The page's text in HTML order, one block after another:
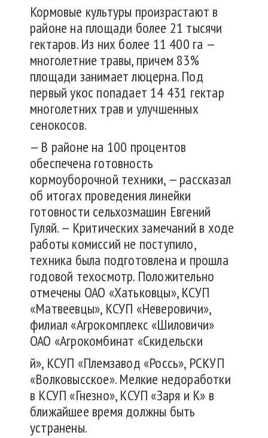
Кормовые культуры произрастают в
районе на площади более 21 тысячи
гектаров. Из них более 11 400 га —
многолетние травы, причем 83%
площади занимает люцерна. Под
первый укос попадает 14 431 гектар
многолетних трав и улучшенных
сенокосов.
— В районе на 100 процентов
обеспечена готовность
кормоуборочной техники, — рассказал
об итогах проведения линейки
готовности сельхозмашин Евгений
Гуляй. — Критических замечаний в ходе
работы комиссий не поступило,
техника была подготовлена и прошла
годовой техосмотр. Положительно
отмечены ОАО «Хатьковцы», КСУП
«Матвеевцы», КСУП «Неверовичи»,
филиал «Агрокомплекс «Шиловичи»
ОАО «Агрокомбинат «Скидельски
й», КСУП «Племзавод «Россь», РСКУП
«Волковысское». Мелкие недоработки
в КСУП «Гнезно», КСУП «Заря и К» в
ближайшее время должны быть
устранены.